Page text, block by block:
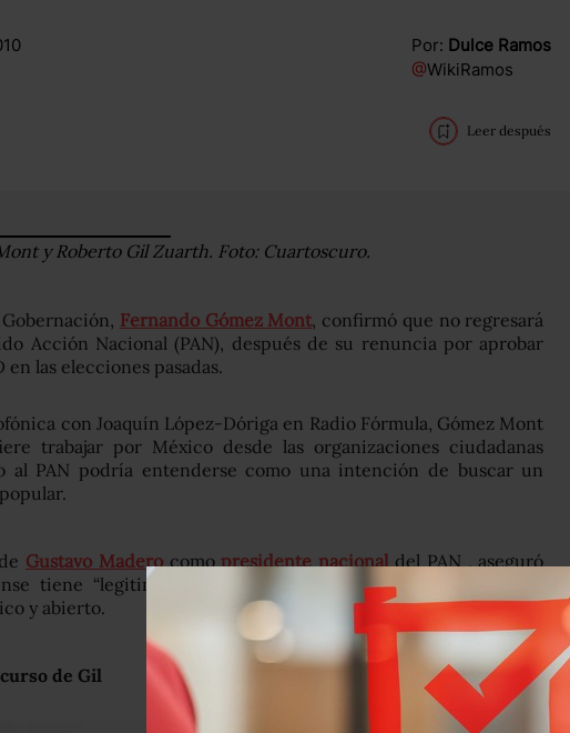
Por: Dulce Ramos
@WikiRamos
Leer después
y Roberto Gil Zuarth. Foto: Cuartoscuro.
Fernando Gómez Mont, confirmó que no regresará
Acción Nacional (PAN), después de su renuncia por aprobar
en las elecciones pasadas.
con Joaquín López-Dóriga en Radio Fórmula, Gómez Mont
trabajar por México desde las organizaciones ciudadanas
al PAN podría entenderse como una intención de buscar un
Gustavo Maderocomopresidente nacionaldel PAN , aseguró
tiene “legitimidad” pues fue electo en un procedimiento
y abierto.
de Gil